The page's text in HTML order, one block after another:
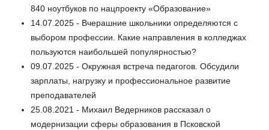
840 ноутбуков по нацпроекту «Образование»
14.07.2025 - Вчерашние школьники определяются с
выбором профессии. Какие направления в колледжах
пользуются наибольшей популярностью?
09.07.2025 - Окружная встреча педагогов. Обсудили
зарплаты, нагрузку и профессиональное развитие
преподавателей
25.08.2021 - Михаил Ведерников рассказал о
модернизации сферы образования в Псковской